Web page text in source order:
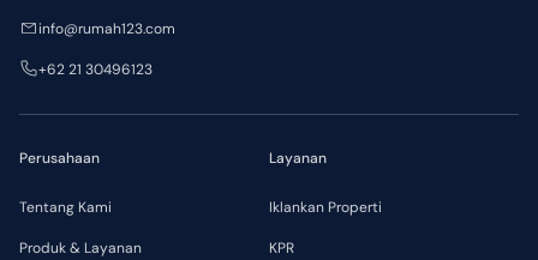
Perusahaan
Tentang Kami
Produk & Layanan
Layanan
Iklankan Properti
KPR
info@rumah123.com
+62 21 30496123